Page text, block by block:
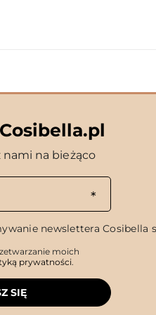
nami na bieżąco
newslettera Cosibella
moich
prywatności.
SIĘ